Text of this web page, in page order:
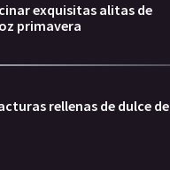
exquisitas alitas de
primavera
rellenas de dulce de